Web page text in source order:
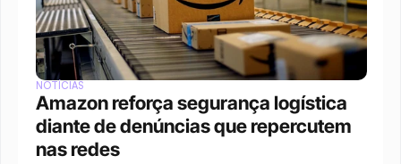
NOTÍCIAS
Amazon reforça segurança logística
diante de denúncias que repercutem
nas redes